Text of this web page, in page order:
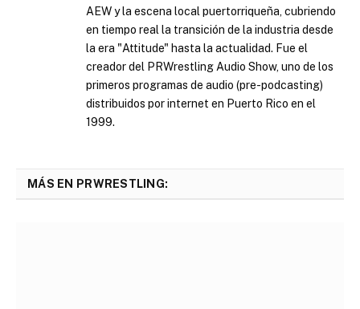
AEW y la escena local puertorriqueña, cubriendo
en tiempo real la transición de la industria desde
la era "Attitude" hasta la actualidad. Fue el
creador del PRWrestling Audio Show, uno de los
primeros programas de audio (pre-podcasting)
distribuidos por internet en Puerto Rico en el
1999.
MÁS EN PRWRESTLING: